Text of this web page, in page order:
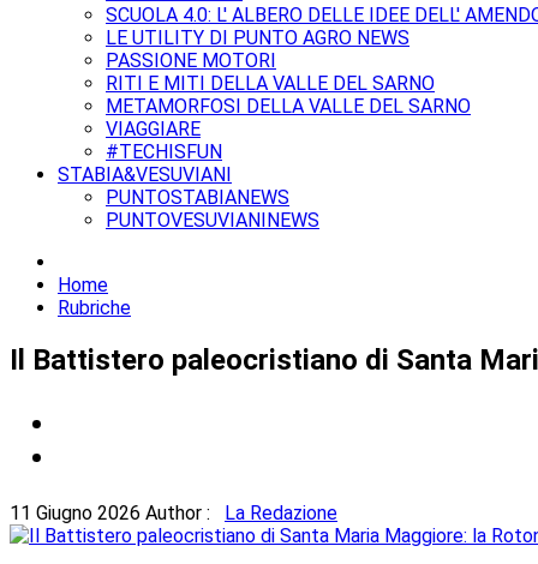
SCUOLA 4.0: L' ALBERO DELLE IDEE DELL'
LE UTILITY DI PUNTO AGRO NEWS
PASSIONE MOTORI
RITI E MITI DELLA VALLE DEL SARNO
METAMORFOSI DELLA VALLE DEL SARNO
VIAGGIARE
#TECHISFUN
STABIA&VESUVIANI
PUNTOSTABIANEWS
PUNTOVESUVIANINEWS
Home
Rubriche
Il Battistero paleocristiano di Santa
11 Giugno 2026 Author : La Redazione